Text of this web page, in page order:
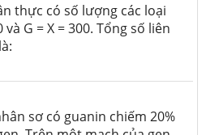
thực có số lượng các loại
G = X = 300. Tổng số liên
:
sơ có guanin chiếm 20%